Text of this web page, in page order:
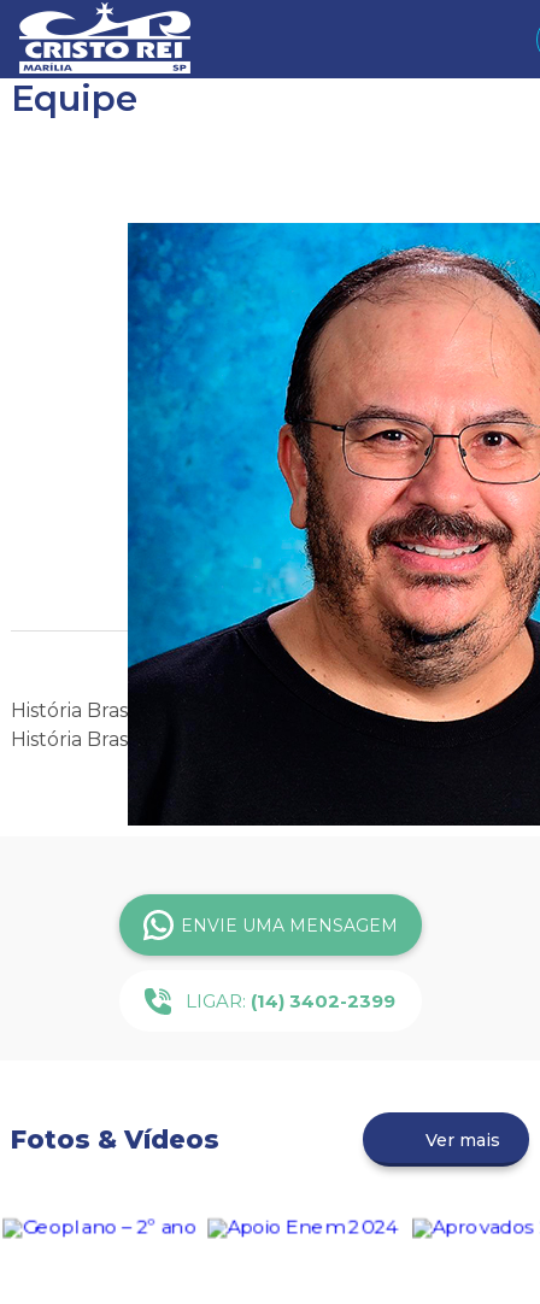
Equipe
Gilberto Guedes da Silva
História Brasil e Geral - 3ª série
História Brasil - Cursinho
ENVIE UMA MENSAGEM
LIGAR: (14) 3402-2399
Fotos & Vídeos Ver mais